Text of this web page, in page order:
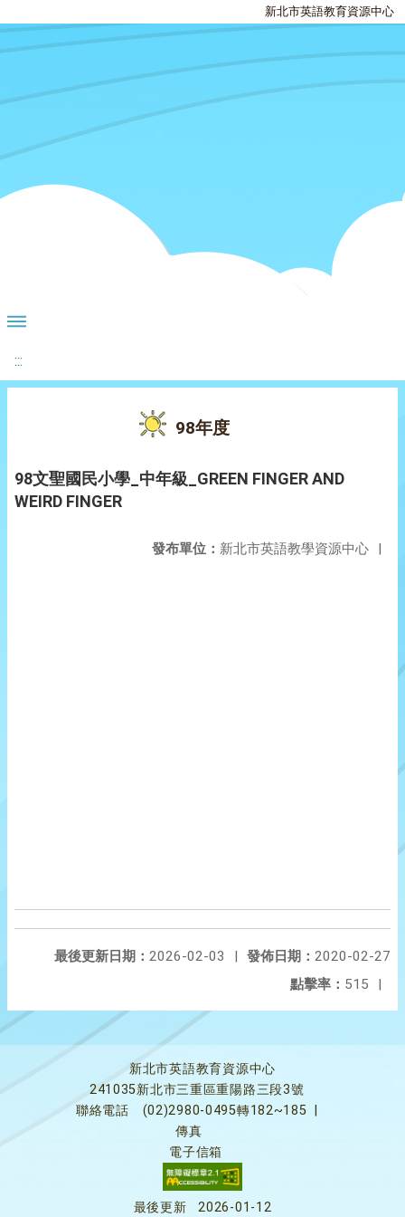
新北市英語教育資源中心
:::
98年度
98文聖國民小學_中年級_GREEN FINGER AND
WEIRD FINGER
發布單位： 新北市英語教學資源中心 |
發佈日期： 2020-02-27
最後更新日期： 2026-02-03
|
點擊率： 515 |
新北市英語教育資源中心
241035新北市三重區重陽路三段3號
聯絡電話
(02)2980-0495轉182~185
傳真
電子信箱
最後更新 2026-01-12